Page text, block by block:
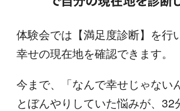
体験会では【満足度診断】を行
幸せの現在地を確認できます。
今まで、「なんで幸せじゃない
とぼんやりしていた悩みが、32